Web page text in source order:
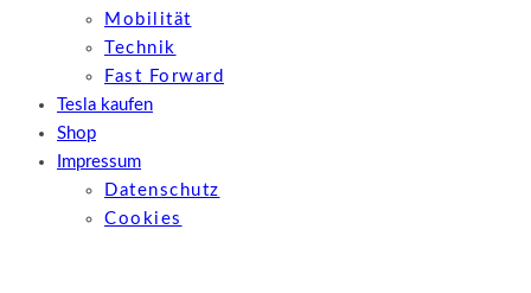
Mobilität
Technik
Fast Forward
Tesla kaufen
Shop
Impressum
Datenschutz
Cookies